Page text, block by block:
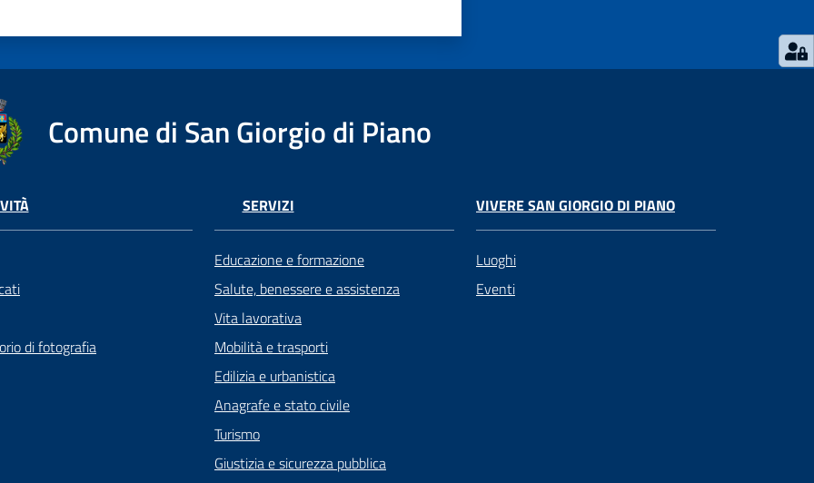
Comune di San Giorgio di Piano
di fotografia
SERVIZI
Educazione e formazione
Salute, benessere e assistenza
Vita lavorativa
Mobilità e trasporti
Edilizia e urbanistica
Anagrafe e stato civile
Turismo
Giustizia e sicurezza pubblica
VIVERE SAN GIORGIO DI PIANO
Luoghi
Eventi